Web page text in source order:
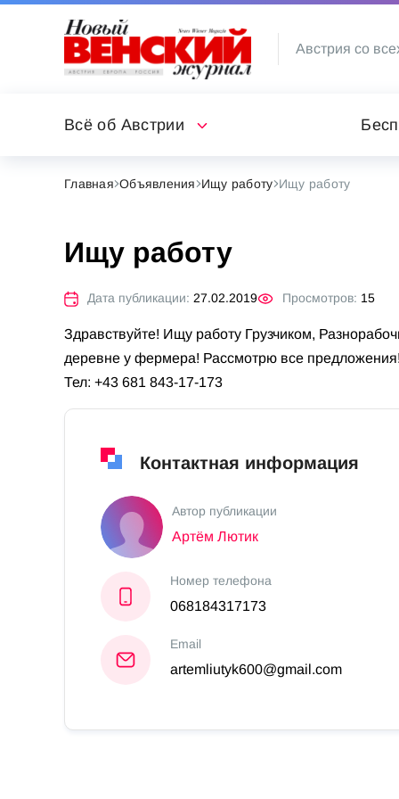
Австрия со
Всё об Австрии
Главная Объявления Ищу работу Ищу работу
Ищу работу
Дата публикации: 27.02.2019 Просмотров: 15
Здравствуйте! Ищу работу Грузчиком,
деревне у фермера! Рассмотрю все предложения!
Тел: +43 681 843-17-173
Контактная информация
Автор публикации
Aртём Лютик
Номер телефона
068184317173
Email
artemliutyk600@gmail.com